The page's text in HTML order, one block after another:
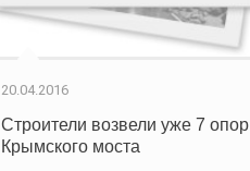
20.04.2016
Строители возвели уже 7 опор
Крымского моста